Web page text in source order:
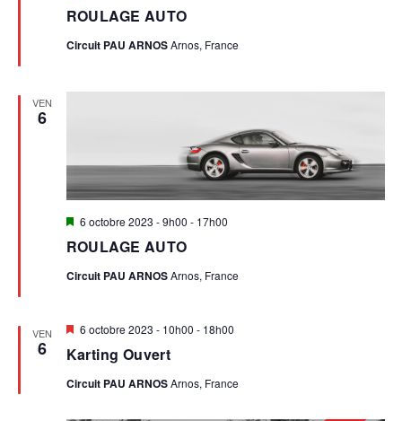
ROULAGE AUTO
avant
Circuit PAU ARNOSArnos, France
VEN
6
ROULAGE AUTO
Mis
avant
6 octobre 2023 - 9h00 - 17h00
Circuit PAU ARNOSArnos, France
VEN
6 Karting Ouvert
Mis
avant
6 octobre 2023 - 10h00 - 18h00
Circuit PAU ARNOSArnos, France